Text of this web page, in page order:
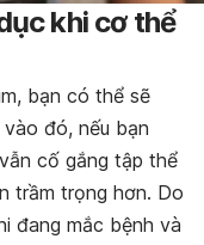
khi cơ thể
bạn có thể sẽ
đó, nếu bạn
cố gắng tập thể
trầm trọng hơn. Do
đang mắc bệnh và